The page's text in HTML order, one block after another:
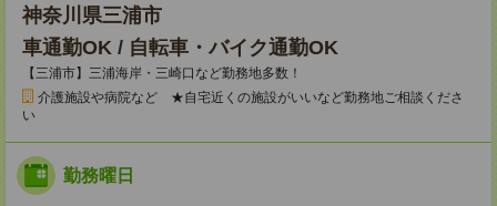
神奈川県三浦市
車通勤OK / 自転車・バイク通勤OK
【三浦市】三浦海岸・三崎口など勤務地多数！
介護施設や病院など ★自宅近くの施設がいいなど勤務地ご相談くださ
い
勤務曜日